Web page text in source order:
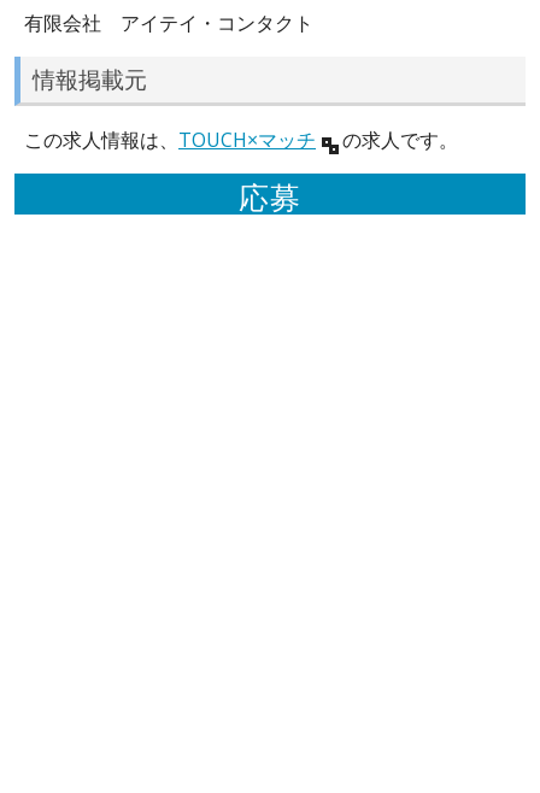
有限会社 アイテイ・コンタクト
情報掲載元
この求人情報は、 TOUCH×マッチ の求人です。
応募